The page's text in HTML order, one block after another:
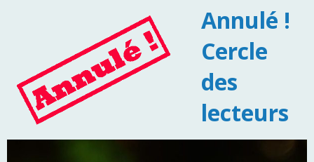
Annulé !
Cercle
des
lecteurs